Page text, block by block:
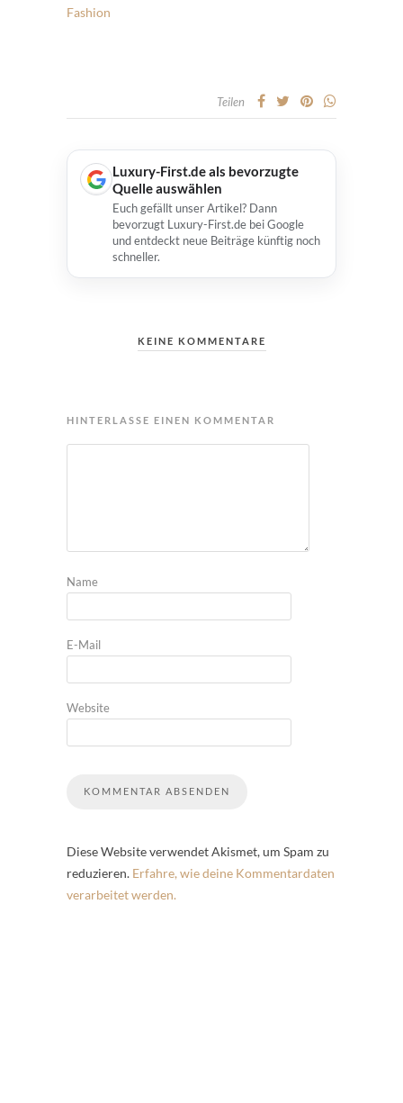
Fashion
Teilen
Luxury-First.de als bevorzugte
Quelle auswählen
Euch gefällt unser Artikel? Dann
bevorzugt Luxury-First.de bei Google
und entdeckt neue Beiträge künftig noch
schneller.
KEINE KOMMENTARE
HINTERLASSE EINEN KOMMENTAR
Name
E-Mail
Website
Diese Website verwendet Akismet, um Spam zu
reduzieren. Erfahre, wie deine Kommentardaten
verarbeitet werden.